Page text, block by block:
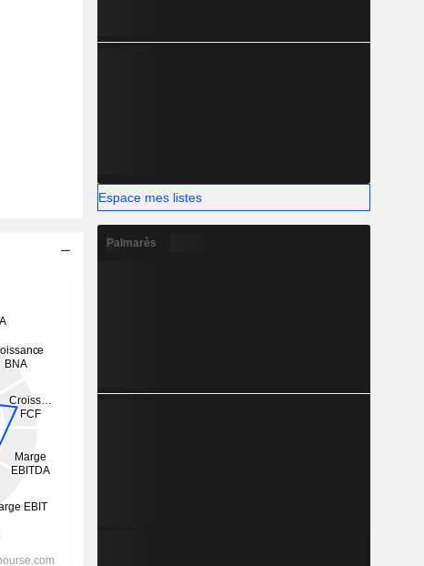
Espace mes listes
Palmarès